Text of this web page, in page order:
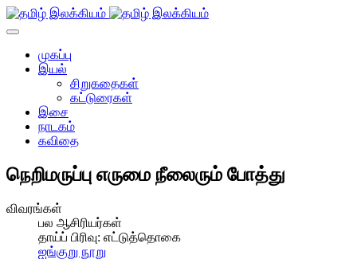
முகப்பு
இயல்
சிறுகதைகள்
கட்டுரைகள்
இசை
நாடகம்
கவிதை
நெறிமருப்பு எருமை நீலைரும் போத்து
விவரங்கள்
பல ஆசிரியர்கள்
தாய்ப் பிரிவு: எட்டுத்தொகை
ஐங்குறு நூறு